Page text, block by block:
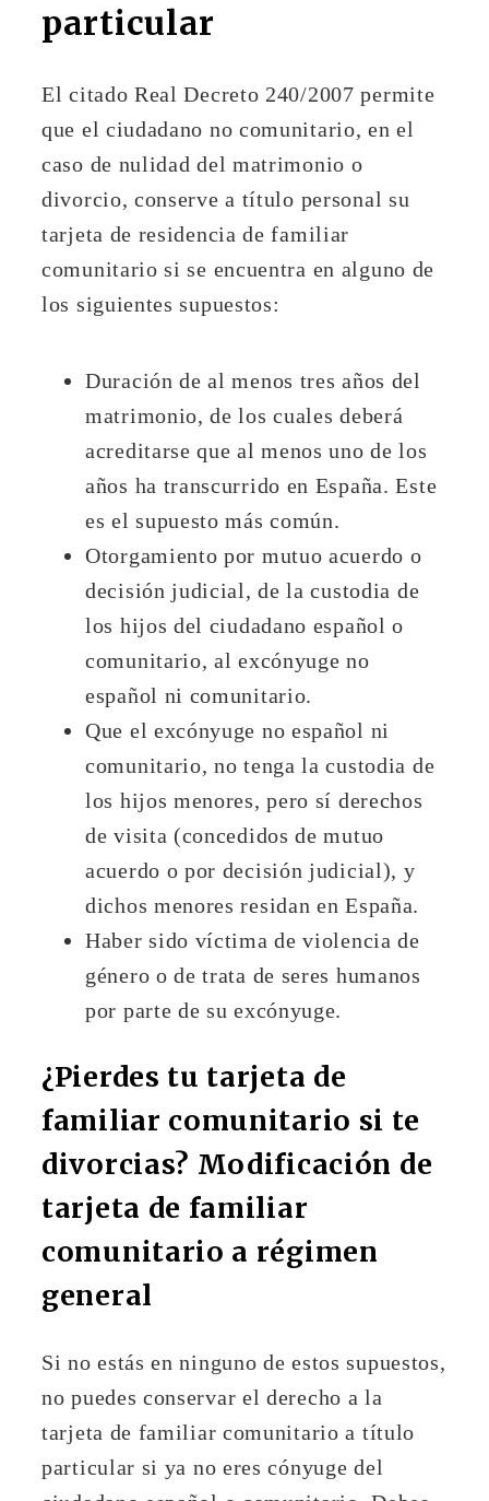
particular
El citado Real Decreto 240/2007 permite
que el ciudadano no comunitario, en el
caso de nulidad del matrimonio o
divorcio, conserve a título personal su
tarjeta de residencia de familiar
comunitario si se encuentra en alguno de
los siguientes supuestos:
Duración de al menos tres años del
matrimonio, de los cuales deberá
acreditarse que al menos uno de los
años ha transcurrido en España. Este
es el supuesto más común.
Otorgamiento por mutuo acuerdo o
decisión judicial, de la custodia de
los hijos del ciudadano español o
comunitario, al excónyuge no
español ni comunitario.
Que el excónyuge no español ni
comunitario, no tenga la custodia de
los hijos menores, pero sí derechos
de visita (concedidos de mutuo
acuerdo o por decisión judicial), y
dichos menores residan en España.
Haber sido víctima de violencia de
género o de trata de seres humanos
por parte de su excónyuge.
¿Pierdes tu tarjeta de
familiar comunitario si te
divorcias? Modificación de
tarjeta de familiar
comunitario a régimen
general
Si no estás en ninguno de estos supuestos,
no puedes conservar el derecho a la
tarjeta de familiar comunitario a título
particular si ya no eres cónyuge del